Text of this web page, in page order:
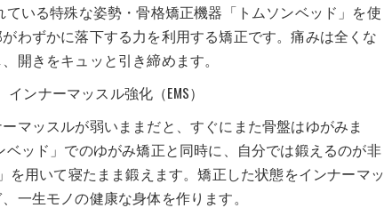
いる特殊な姿勢・骨格矯正機器「トムソンベッド」を使
わずかに落下する力を利用する矯正です。痛みは全くな
開きをキュッと引き締めます。
ナーマッスル強化（EMS）
マッスルが弱いままだと、すぐにまた骨盤はゆがみま
ッド」でのゆがみ矯正と同時に、自分では鍛えるのが非
を用いて寝たまま鍛えます。矯正した状態をインナーマッ
一生モノの健康な身体を作ります。